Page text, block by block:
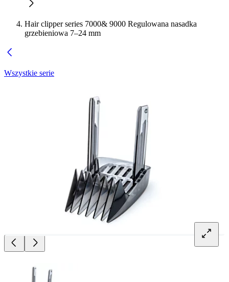
Hair clipper series 7000& 9000 Regulowana nasadka
grzebieniowa 7–24 mm
Wszystkie serie